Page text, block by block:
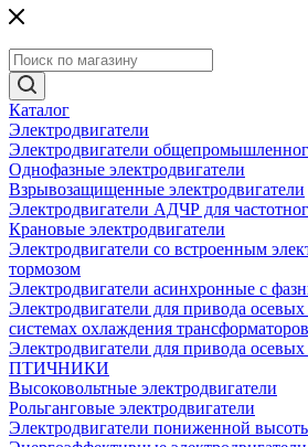
Каталог
Электродвигатели
Электродвигатели
Однофазные электродвигатели
Взрывозащищенные электродвигатели
Электродвигатели АДЧР для
Крановые электродвигатели
Электродвигатели со встроенным
тормозом
Электродвигатели асинхронные с
Электродвигатели для привода
системах охлаждения
Электродвигатели для привода осевых
ПТИЧНИКИ
Высоковольтные электродвигатели
Рольганговые электродвигатели
Электродвигатели пониженной